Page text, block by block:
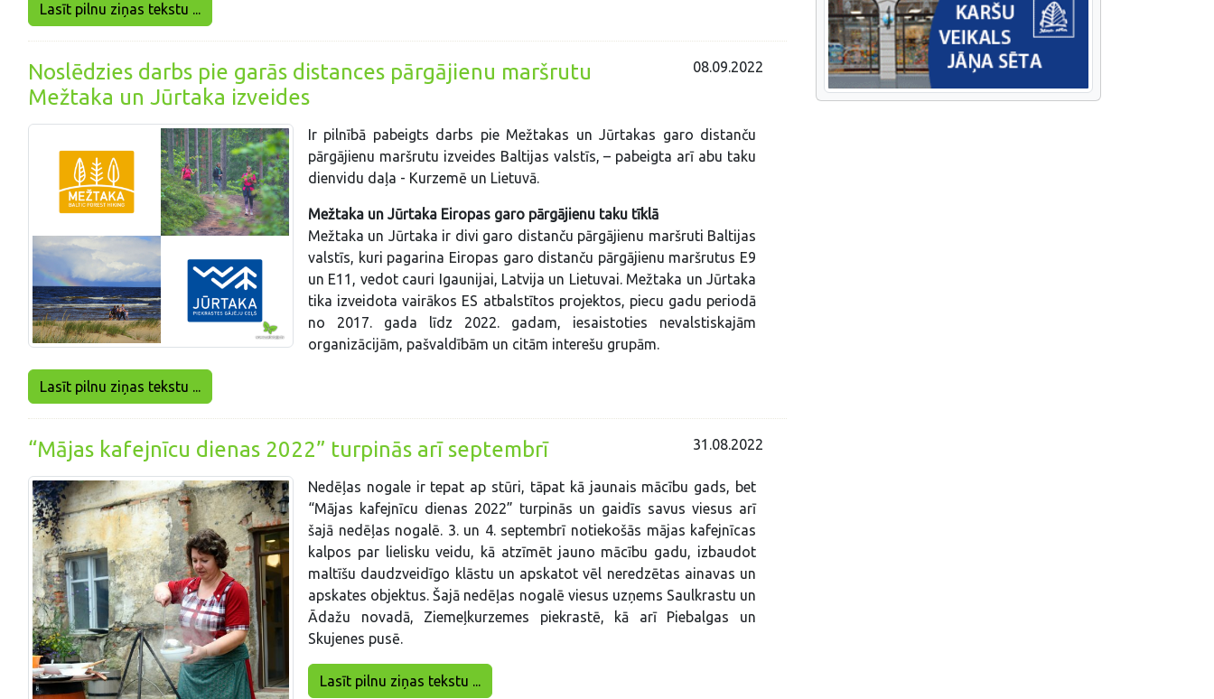
Lasīt pilnu ziņas tekstu ...
Noslēdzies darbs pie garās distances pārgājienu maršrutu
Mežtaka un Jūrtaka izveides
08.09.2022
Ir pilnībā pabeigts darbs pie Mežtakas un Jūrtakas garo distanču
pārgājienu maršrutu izveides Baltijas valstīs, – pabeigta arī abu taku
dienvidu daļa - Kurzemē un Lietuvā.
Mežtaka un Jūrtaka Eiropas garo pārgājienu taku tīklā
Mežtaka un Jūrtaka ir divi garo distanču pārgājienu maršruti Baltijas
valstīs, kuri pagarina Eiropas garo distanču pārgājienu maršrutus E9
un E11, vedot cauri Igaunijai, Latvija un Lietuvai. Mežtaka un Jūrtaka
tika izveidota vairākos ES atbalstītos projektos, piecu gadu periodā
no 2017. gada līdz 2022. gadam, iesaistoties nevalstiskajām
organizācijām, pašvaldībām un citām interešu grupām.
Lasīt pilnu ziņas tekstu ...
“Mājas kafejnīcu dienas 2022” turpinās arī septembrī 31.08.2022
Nedēļas nogale ir tepat ap stūri, tāpat kā jaunais mācību gads, bet
“Mājas kafejnīcu dienas 2022” turpinās un gaidīs savus viesus arī
šajā nedēļas nogalē. 3. un 4. septembrī notiekošās mājas kafejnīcas
kalpos par lielisku veidu, kā atzīmēt jauno mācību gadu, izbaudot
maltīšu daudzveidīgo klāstu un apskatot vēl neredzētas ainavas un
apskates objektus. Šajā nedēļas nogalē viesus uzņems Saulkrastu un
Ādažu novadā, Ziemeļkurzemes piekrastē, kā arī Piebalgas un
Skujenes pusē.
Lasīt pilnu ziņas tekstu ...